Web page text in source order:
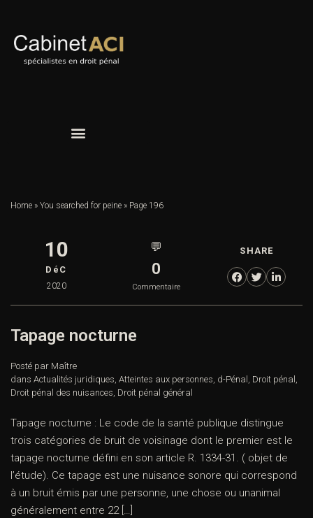
Home » You searched for peine » Page 196
10
DéC
2020
💬
0
Commentaire
SHARE
Tapage nocturne
Posté par Maître
dans Actualités juridiques, Atteintes aux personnes, d-Pénal , Droit pénal ,
Droit pénal des nuisances, Droit pénal général
Tapage nocturne : Le code de la santé publique distingue
trois catégories de bruit de voisinage dont le premier est le
tapage nocturne défini en son article R. 1334-31. ( objet de
l’étude). Ce tapage est une nuisance sonore qui correspond
à un bruit émis par une personne, une chose ou unanimal
généralement entre 22 […]